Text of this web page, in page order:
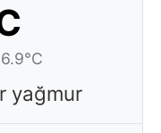
yağmur